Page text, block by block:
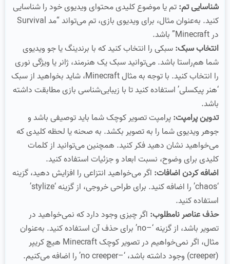
شناسایی تم:تم یا موضوع کلیدی محتوای ویدیوی خود را شناسایی
کنید. به‌عنوان مثال، برای ویدیوی بازی، تم می‌تواند “مد Survival
در Minecraft” باشد.
انتخاب سبک:سبکی را انتخاب کنید که با برندینگ یا جو ویدیوی
شما هم‌راستا باشد. می‌توانید سبک یک هنرمند، ژانر یا ویژگی نوری
را انتخاب کنید. با توجه به مثال Minecraft، شاید بخواهید از سبک
‘هنر پیکسلی’ استفاده کنید تا با زیبایی‌شناسی بازی مطابقت داشته
باشد.
تدوین پرامپت:پرامپت تصویر کوچک شما باید توصیفی باشد و
جوهر ویدیوی شما را به تصویر بکشد. به صحنه یا لحظه کلیدی که
می‌خواهید نشان دهید فکر کنید. همچنین می‌توانید از کلمات
کلیدی برای وضوح، نسبت ابعاد و جزئیات استفاده کنید.
اضافه کردن اضافات: اگر می‌خواهید انتزاعی را افزایش دهید، گزینه
‘chaos’ را اضافه کنید. برای طراحی خروجی، از گزینه ‘stylize’
استفاده کنید.
حذف عناصر نامطلوب: اگر چیزی وجود دارد که نمی‌خواهید در
تصویر باشد، از گزینه ‘–no’ برای حذف آن استفاده کنید. به‌عنوان
مثال، اگر نمی‌خواهیم در تصویر کوچک Minecraft هیچ کریپر
(creeper) وجود داشته باشد، ‘–no creeper’ را اضافه می‌کنیم.